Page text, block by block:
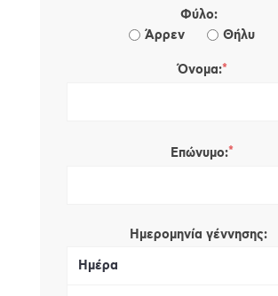
Φύλο:
Άρρεν
Θήλυ
Όνομα:*
Επώνυμο:*
Ημερομηνία γέννησης: